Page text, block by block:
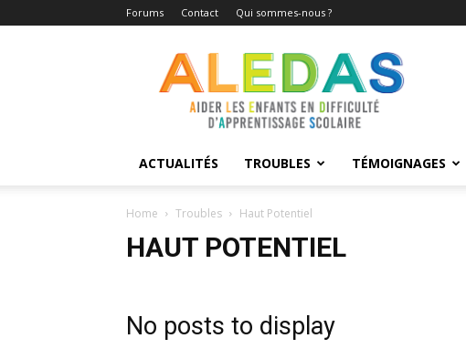
Forums Contact Qui sommes-nous ?
Aledas
ACTUALITÉS TROUBLES TÉMOIGNAGES
Home Troubles Haut Potentiel
HAUT POTENTIEL
No posts to display